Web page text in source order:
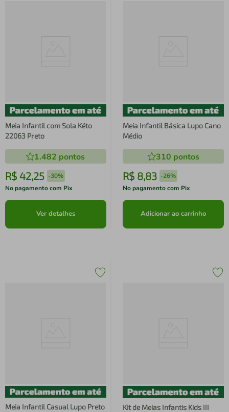
Meia Infantil com Sola Kéto
22063 Preto
1.482 pontos
R$ 42,25 -30%
No pagamento com Pix
Ver detalhes
Meia Infantil Básica Lupo Cano
Médio
310 pontos
R$ 8,83 -26%
No pagamento com Pix
Adicionar ao carrinho
Meia Infantil Casual Lupo Preto
Kit de Meias Infantis Kids III